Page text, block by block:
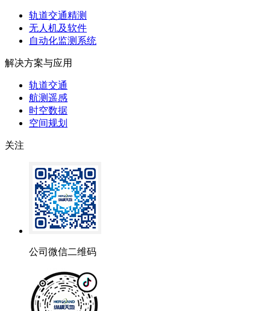
轨道交通精测
无人机及软件
自动化监测系统
解决方案与应用
轨道交通
航测遥感
时空数据
空间规划
关注
公司微信二维码